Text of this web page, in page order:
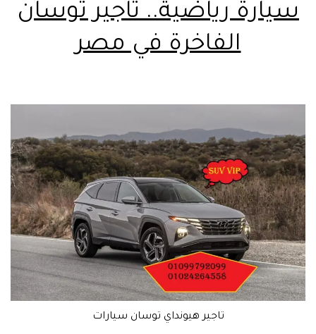
سيارة رياضية.. تاجير توسان
الفاخرة في مصر
تاجير هيونداي توسان سيارات